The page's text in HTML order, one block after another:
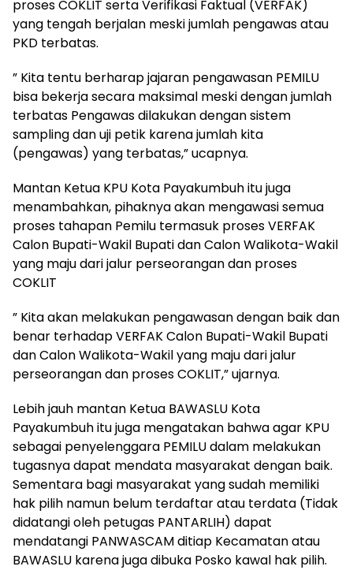
proses COKLIT serta Verifikasi Faktual (VERFAK)
yang tengah berjalan meski jumlah pengawas atau
PKD terbatas.
” Kita tentu berharap jajaran pengawasan PEMILU
bisa bekerja secara maksimal meski dengan jumlah
terbatas Pengawas dilakukan dengan sistem
sampling dan uji petik karena jumlah kita
(pengawas) yang terbatas,” ucapnya.
Mantan Ketua KPU Kota Payakumbuh itu juga
menambahkan, pihaknya akan mengawasi semua
proses tahapan Pemilu termasuk proses VERFAK
Calon Bupati-Wakil Bupati dan Calon Walikota-Wakil
yang maju dari jalur perseorangan dan proses
COKLIT
” Kita akan melakukan pengawasan dengan baik dan
benar terhadap VERFAK Calon Bupati-Wakil Bupati
dan Calon Walikota-Wakil yang maju dari jalur
perseorangan dan proses COKLIT,” ujarnya.
Lebih jauh mantan Ketua BAWASLU Kota
Payakumbuh itu juga mengatakan bahwa agar KPU
sebagai penyelenggara PEMILU dalam melakukan
tugasnya dapat mendata masyarakat dengan baik.
Sementara bagi masyarakat yang sudah memiliki
hak pilih namun belum terdaftar atau terdata (Tidak
didatangi oleh petugas PANTARLIH) dapat
mendatangi PANWASCAM ditiap Kecamatan atau
BAWASLU karena juga dibuka Posko kawal hak pilih.